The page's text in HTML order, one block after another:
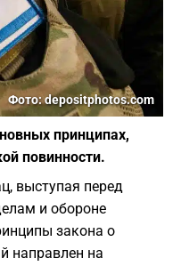
Фото: depositphotos.com
принципах,
повинности.
выступая перед
и обороне
закона о
направлен на